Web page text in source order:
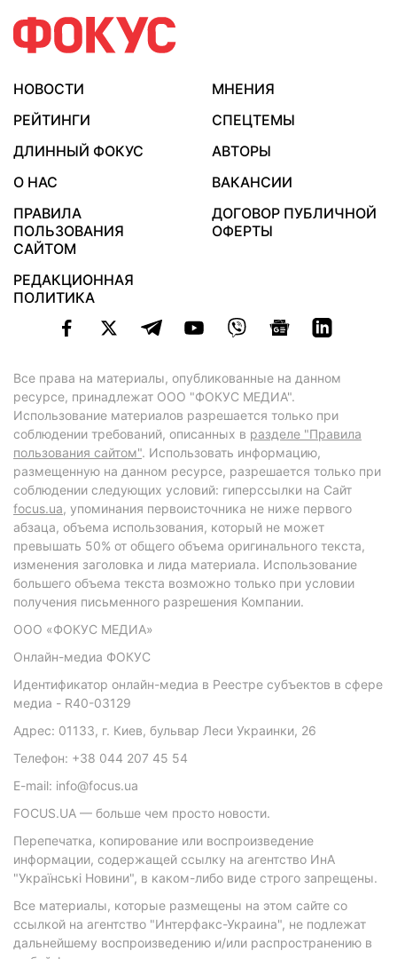
НОВОСТИ
МНЕНИЯ
РЕЙТИНГИ
СПЕЦТЕМЫ
ДЛИННЫЙ ФОКУС
АВТОРЫ
О НАС
ВАКАНСИИ
ПРАВИЛА
ПОЛЬЗОВАНИЯ
САЙТОМ
ДОГОВОР ПУБЛИЧНОЙ
ОФЕРТЫ
РЕДАКЦИОННАЯ
ПОЛИТИКА
Все права на материалы, опубликованные на данном
ресурсе, принадлежат ООО "ФОКУС МЕДИА".
Использование материалов разрешается только при
соблюдении требований, описанных в разделе "Правила
пользования сайтом". Использовать информацию,
размещенную на данном ресурсе, разрешается только при
соблюдении следующих условий: гиперссылки на Сайт
focus.ua, упоминания первоисточника не ниже первого
абзаца, объема использования, который не может
превышать 50% от общего объема оригинального текста,
изменения заголовка и лида материала. Использование
большего объема текста возможно только при условии
получения письменного разрешения Компании.
ООО «ФОКУС МЕДИА»
Онлайн-медиа ФОКУС
Идентификатор онлайн-медиа в Реестре субъектов в сфере
медиа - R40-03129
Адрес: 01133, г. Киев, бульвар Леси Украинки, 26
Телефон: +38 044 207 45 54
E-mail: info@focus.ua
FOCUS.UA — больше чем просто новости.
Перепечатка, копирование или воспроизведение
информации, содержащей ссылку на агентство ИнА
"Українські Новини", в каком-либо виде строго запрещены.
Все материалы, которые размещены на этом сайте со
ссылкой на агентство "Интерфакс-Украина", не подлежат
дальнейшему воспроизведению и/или распространению в